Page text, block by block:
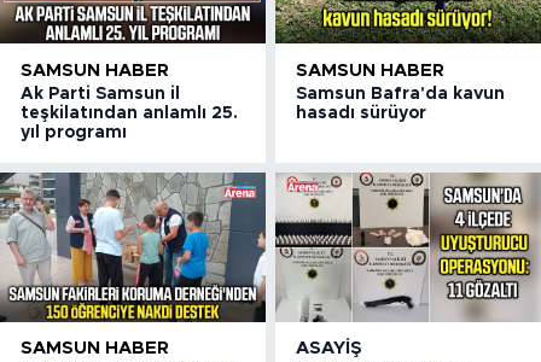
SAMSUN HABER
Ak Parti Samsun il
teşkilatından anlamlı 25.
yıl programı
SAMSUN HABER
Samsun Bafra'da kavun
hasadı sürüyor
SAMSUN HABER ASAYIŞ